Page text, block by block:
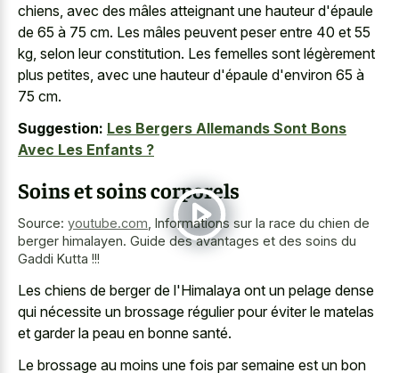
chiens, avec des mâles atteignant une hauteur d'épaule
de 65 à 75 cm. Les mâles peuvent peser entre 40 et 55
kg, selon leur constitution. Les femelles sont légèrement
plus petites, avec une hauteur d'épaule d'environ 65 à
75 cm.
Suggestion: Les Bergers Allemands Sont Bons
Avec Les Enfants ?
Soins et soins corporels
Source: youtube.com Informations sur la race du chien de
berger himalayen. Guide des avantages et des soins du
Gaddi Kutta !!!
Les chiens de berger de l'Himalaya ont un pelage dense
qui nécessite un brossage régulier pour éviter le matelas
et garder la peau en bonne santé.
Le brossage au moins une fois par semaine est un bon